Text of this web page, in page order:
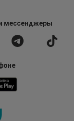
мессенджеры